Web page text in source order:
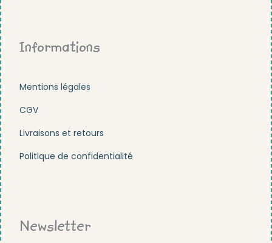
Informations
Mentions légales
CGV
Livraisons et retours
Politique de confidentialité
Newsletter